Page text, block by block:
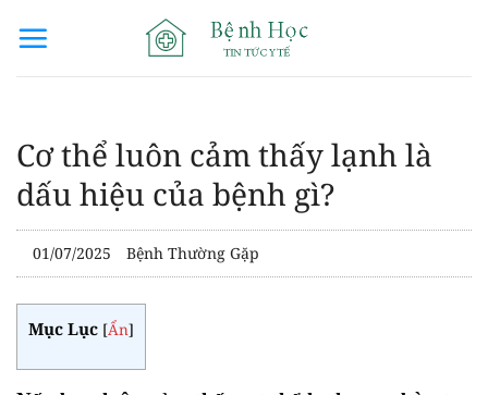
qua
Cơ thể luôn cảm thấy lạnh là
dấu hiệu của bệnh gì?
01/07/2025 Bệnh Thường Gặp
Mục Lục [Ẩn]